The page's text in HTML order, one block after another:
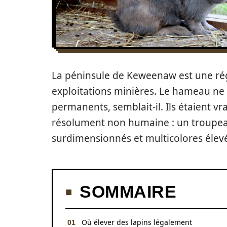
La péninsule de Keweenaw est une
exploitations minières. Le hameau
permanents, semblait-il. Ils étaient
résolument non humaine : un
surdimensionnés et multicolores
SOMMAIRE
Où élever des lapins légalement